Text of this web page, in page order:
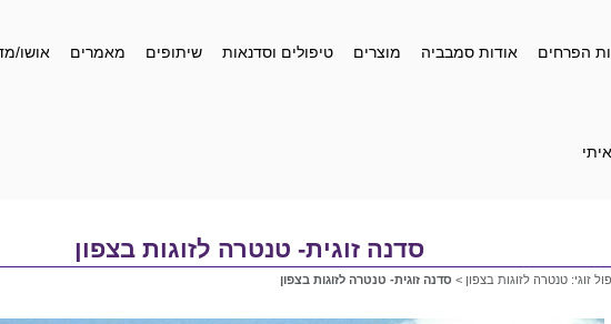
הפרחים אודות סמבביה מוצרים טיפולים וסדנאות שיתופים מאמרים אושו/
סדנה זוגית- טנטרה לזוגות בצפון
זוגי: טנטרה לזוגות בצפון > סדנה זוגית- טנטרה לזוגות בצפון